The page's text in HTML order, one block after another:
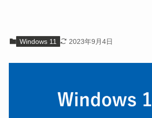
Windows 11 2023年9月4日